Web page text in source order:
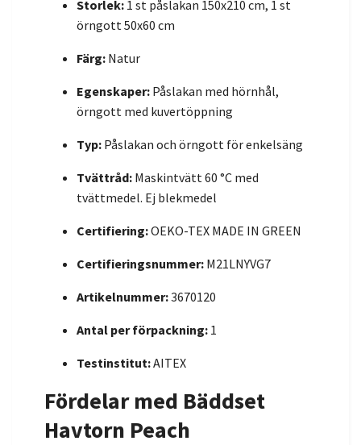
Storlek: 1 st påslakan 150x210 cm, 1 st
örngott 50x60 cm
Färg: Natur
Egenskaper: Påslakan med hörnhål,
örngott med kuvertöppning
Typ: Påslakan och örngott för enkelsäng
Tvättråd: Maskintvätt 60 °C med
tvättmedel. Ej blekmedel
Certifiering:OEKO-TEX MADE IN GREEN
Certifieringsnummer: M21LNYVG7
Artikelnummer:3670120
Antal per förpackning: 1
Testinstitut:AITEX
Fördelar med Bäddset
Havtorn Peach